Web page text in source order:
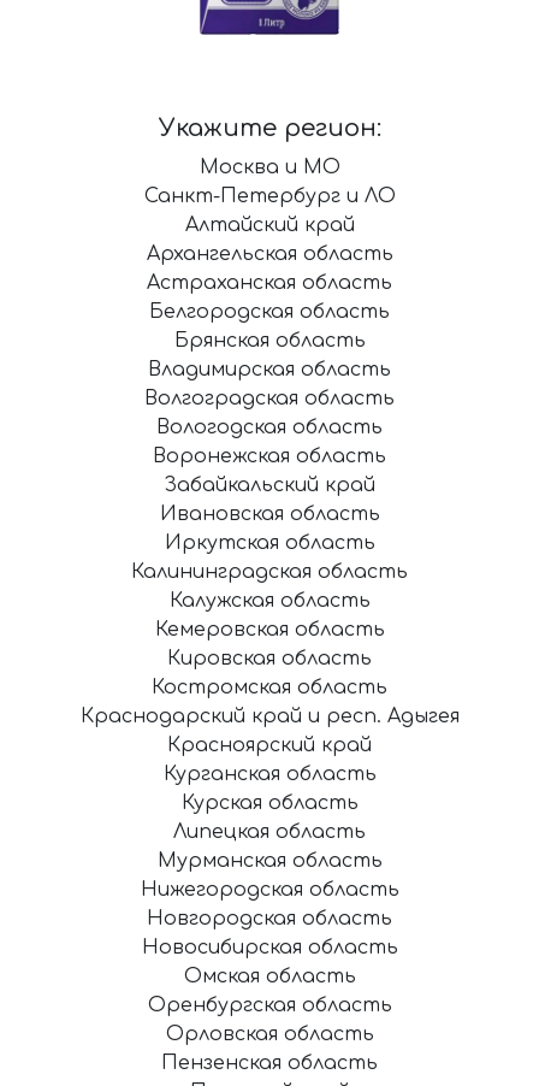
Укажите регион:
Москва и МО
Санкт-Петербург и ЛО
Алтайский край
Архангельская область
Астраханская область
Белгородская область
Брянская область
Владимирская область
Волгоградская область
Вологодская область
Воронежская область
Забайкальский край
Ивановская область
Иркутская область
Калининградская область
Калужская область
Кемеровская область
Кировская область
Костромская область
Краснодарский край и респ. Адыгея
Красноярский край
Курганская область
Курская область
Липецкая область
Мурманская область
Нижегородская область
Новгородская область
Новосибирская область
Омская область
Оренбургская область
Орловская область
Пензенская область